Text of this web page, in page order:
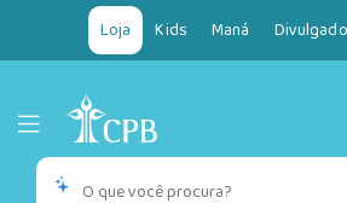
Loja Kids Maná